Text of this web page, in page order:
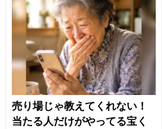
売り場じゃ教えてくれない！
当たる人だけがやってる宝く